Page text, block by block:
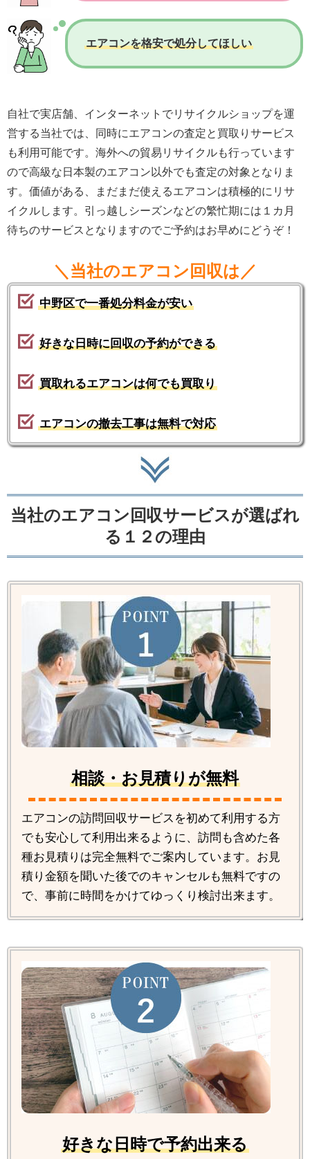
エアコンを格安で処分してほしい
自社で実店舗、インターネットでリサイクルショップを運
営する当社では、同時にエアコンの査定と買取りサービス
も利用可能です。海外への貿易リサイクルも行っています
ので高級な日本製のエアコン以外でも査定の対象となりま
す。価値がある、まだまだ使えるエアコンは積極的にリサ
イクルします。引っ越しシーズンなどの繁忙期には１カ月
待ちのサービスとなりますのでご予約はお早めにどうぞ！
＼当社のエアコン回収は／
中野区で一番処分料金が安い
好きな日時に回収の予約ができる
買取れるエアコンは何でも買取り
エアコンの撤去工事は無料で対応
当社のエアコン回収サービスが選ばれ
る１２の理由
相談・お見積りが無料
エアコンの訪問回収サービスを初めて利用する方
でも安心して利用出来るように、訪問も含めた各
種お見積りは完全無料でご案内しています。お見
積り金額を聞いた後でのキャンセルも無料ですの
で、事前に時間をかけてゆっくり検討出来ます。
好きな日時で予約出来る